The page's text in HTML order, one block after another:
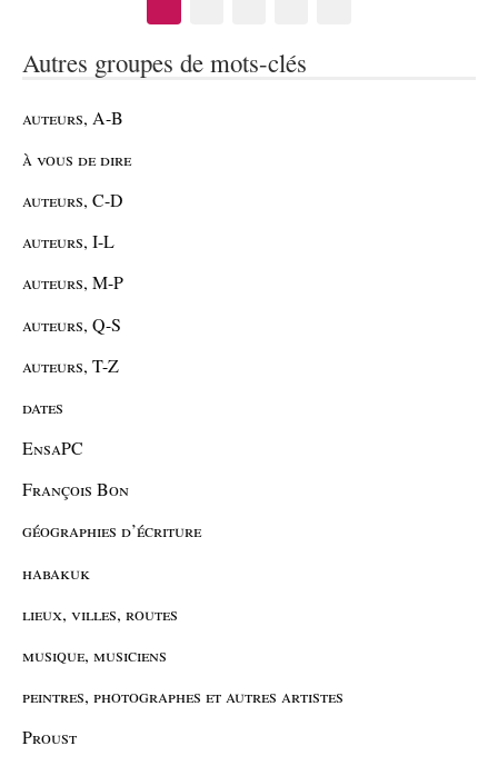
Autres groupes de mots-clés
auteurs, A-B
à vous de dire
auteurs, C-D
auteurs, I-L
auteurs, M-P
auteurs, Q-S
auteurs, T-Z
dates
EnsaPC
François Bon
géographies d’écriture
habakuk
lieux, villes, routes
musique, musiciens
peintres, photographes et autres artistes
Proust